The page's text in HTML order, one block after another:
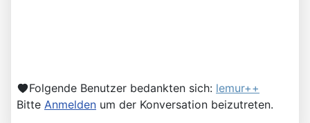
Folgende Benutzer bedankten sich: lemur++
Bitte Anmelden um der Konversation beizutreten.